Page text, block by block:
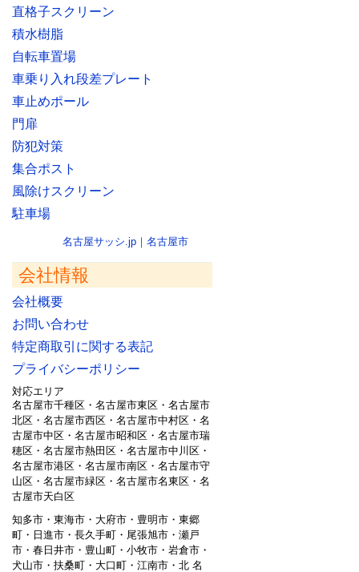
直格子スクリーン
積水樹脂
自転車置場
車乗り入れ段差プレート
車止めポール
門扉
防犯対策
集合ポスト
風除けスクリーン
駐車場
名古屋サッシ.jp｜名古屋市
会社情報
会社概要
お問い合わせ
特定商取引に関する表記
プライバシーポリシー
対応エリア
名古屋市千種区・名古屋市東区・名古屋市
北区・名古屋市西区・名古屋市中村区・名
古屋市中区・名古屋市昭和区・名古屋市瑞
穂区・名古屋市熱田区・名古屋市中川区・
名古屋市港区・名古屋市南区・名古屋市守
山区・名古屋市緑区・名古屋市名東区・名
古屋市天白区
知多市・東海市・大府市・豊明市・東郷
町・日進市・長久手町・尾張旭市・瀬戸
市・春日井市・豊山町・小牧市・岩倉市・
犬山市・扶桑町・大口町・江南市・北 名